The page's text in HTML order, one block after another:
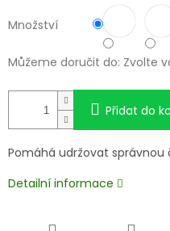
Množství
Můžeme doručit do: Zvolte
Přidat do
Pomáhá udržovat
Detailní informace